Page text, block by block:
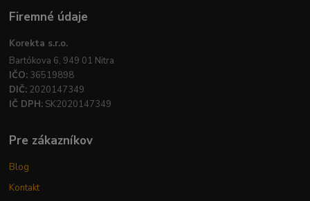
Firemné údaje
Korekta s.r.o.
Bartókova 6, 949 01 Nitra
IČO: 36519898
DIČ: 2020147349
IČ DPH: SK2020147349
Pre zákazníkov
Blog
Kontakt